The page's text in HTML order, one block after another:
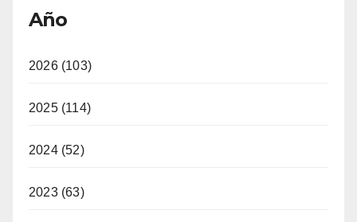
Año
2026 (103)
2025 (114)
2024 (52)
2023 (63)